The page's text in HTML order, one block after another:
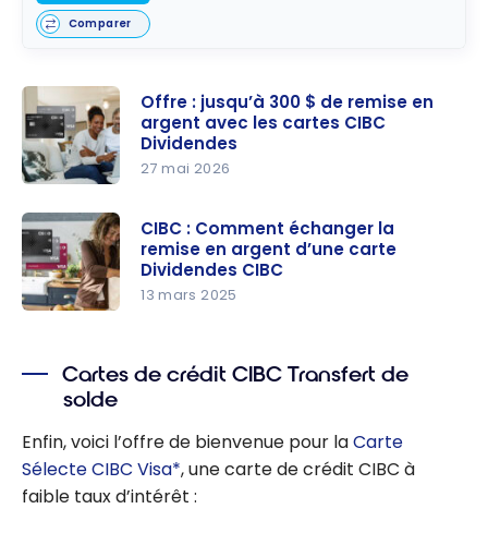
Comparer
jusqu’à
300 $ de
remise en
argent
cartes
Dividendes
Offre : jusqu’à 300 $ de remise en
argent avec les cartes CIBC
Dividendes
27 mai 2026
échanger
la remise
en argent
d’une
carte
CIBC : Comment échanger la
remise en argent d’une carte
Dividendes CIBC
13 mars 2025
Cartes de crédit CIBC Transfert de
solde
Enfin, voici l’offre de bienvenue pour laCarte
Sélecte CIBC Visa*, une carte de crédit CIBC à
faible taux d’intérêt :